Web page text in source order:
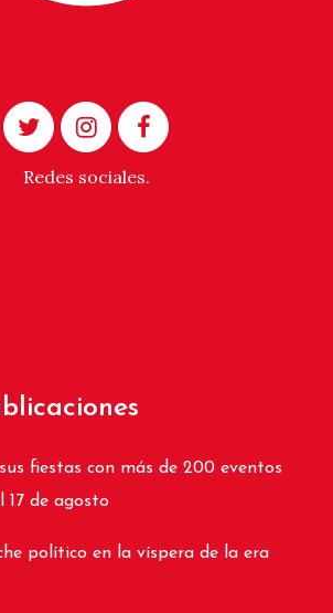
Redes sociales.
fiestas con más de 200 eventos
de agosto
político en la víspera de la era